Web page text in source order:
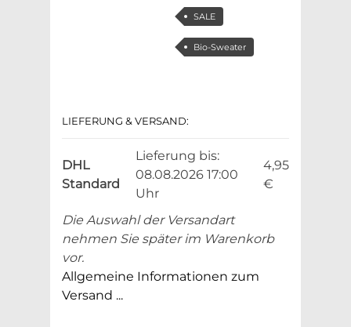
SALE
Bio-Sweater
LIEFERUNG & VERSAND:
DHL
Standard
Lieferung bis:
08.08.2026 17:00
Uhr
4,95
€
Die Auswahl der Versandart
nehmen Sie später im Warenkorb
vor.
Allgemeine Informationen zum
Versand ...